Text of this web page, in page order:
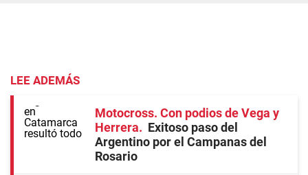
LEE ADEMÁS
Motocross. Con podios de Vega y
Herrera
Exitoso paso del
Argentino por el Campanas del
Rosario